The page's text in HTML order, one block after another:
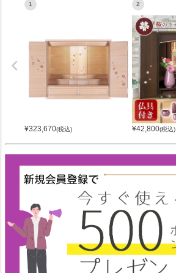
1
¥323,670(税込)
2
¥42,800(税込)